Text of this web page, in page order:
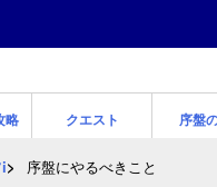
略 クエスト 序盤
i 序盤にやるべきこと